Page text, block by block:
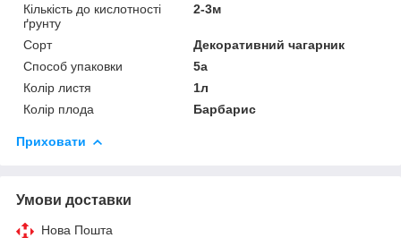
Кількість до кислотності
ґрунту
2-3м
Сорт
Декоративний чагарник
Способ упаковки
5а
Колір листя
1л
Колір плода
Барбарис
Приховати
Умови доставки
Нова Пошта